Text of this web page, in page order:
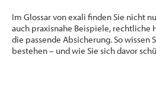
Im Glossar von exali finden Sie nicht
auch praxisnahe Beispiele, rechtliche
die passende Absicherung. So wissen
bestehen – und wie Sie sich davor